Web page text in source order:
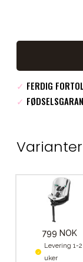
✓ FERDIG
✓
Varianter
799 NOK
Levering 1-2
uker